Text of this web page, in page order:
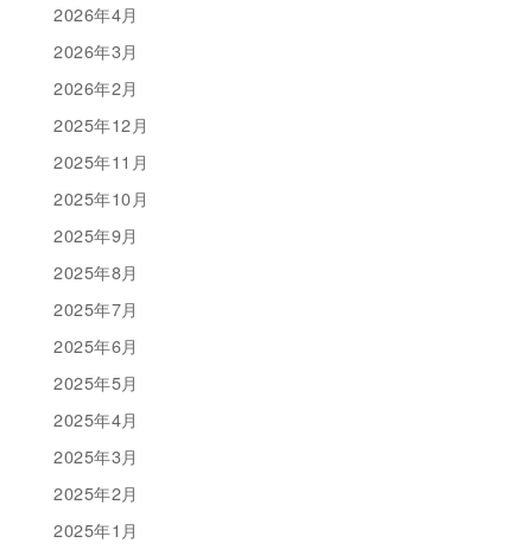
2026年4月
2026年3月
2026年2月
2025年12月
2025年11月
2025年10月
2025年9月
2025年8月
2025年7月
2025年6月
2025年5月
2025年4月
2025年3月
2025年2月
2025年1月